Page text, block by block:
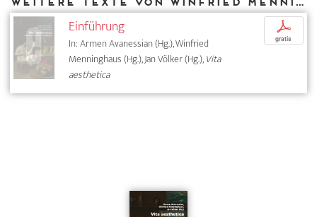
Einführung
In: Armen Avanessian (Hg.), Winfried
Menninghaus (Hg.), Jan Völker (Hg.),Vita
aesthetica
p
gratis